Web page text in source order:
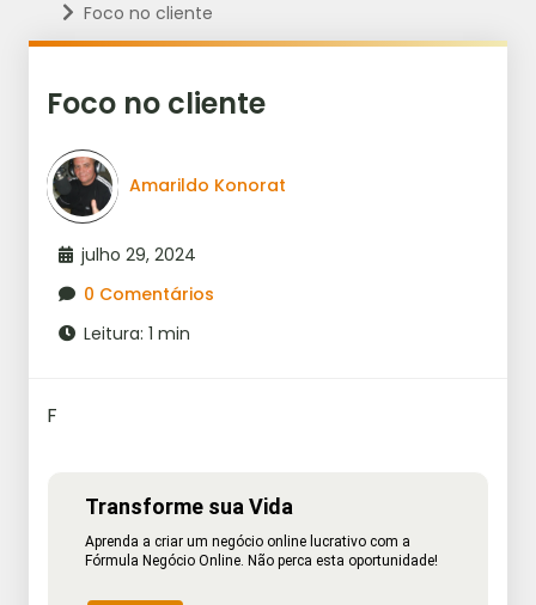
Foco no cliente
Foco no cliente
Amarildo Konorat
julho 29, 2024
0 Comentários
Leitura: 1 min
F
Transforme sua Vida
Aprenda a criar um negócio online lucrativo com a
Fórmula Negócio Online. Não perca esta oportunidade!